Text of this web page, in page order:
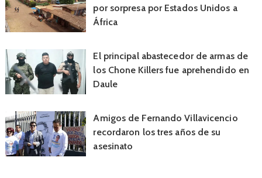
por sorpresa por Estados Unidos a
África
El principal abastecedor de armas de
los Chone Killers fue aprehendido en
Daule
Amigos de Fernando Villavicencio
recordaron los tres años de su
asesinato